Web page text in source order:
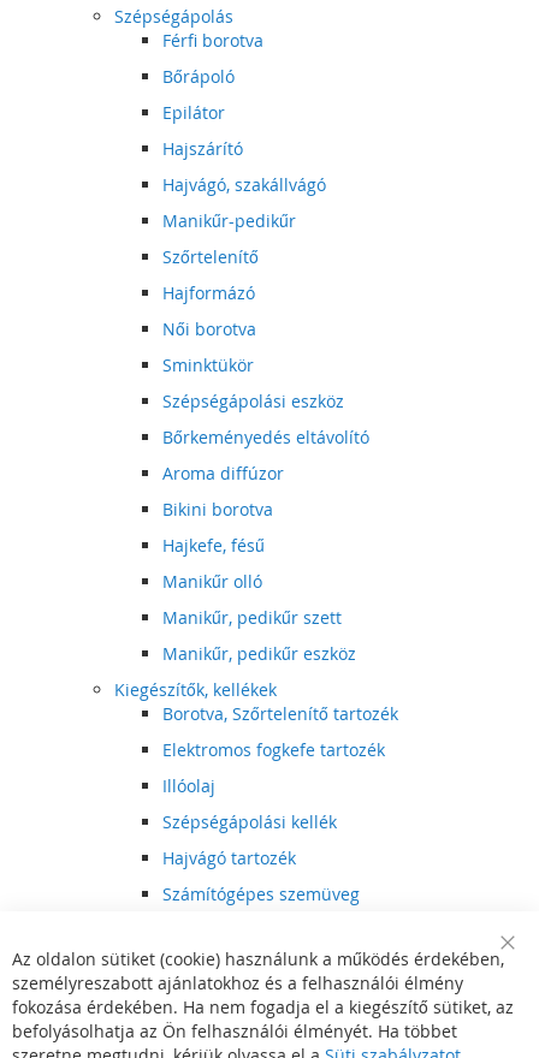
Szépségápolás
Férfi borotva
Bőrápoló
Epilátor
Hajszárító
Hajvágó, szakállvágó
Manikűr-pedikűr
Szőrtelenítő
Hajformázó
Női borotva
Sminktükör
Szépségápolási eszköz
Bőrkeményedés eltávolító
Aroma diffúzor
Bikini borotva
Hajkefe, fésű
Manikűr olló
Manikűr, pedikűr szett
Manikűr, pedikűr eszköz
Kiegészítők, kellékek
Borotva, Szőrtelenítő tartozék
Elektromos fogkefe tartozék
Illóolaj
Szépségápolási kellék
Hajvágó tartozék
Számítógépes szemüveg
Hajvágó kiegészítő
Szórakoztató elektronika
Multimédia
DVD, BluRay lejátszó
Bar
Az oldalon sütiket (cookie) használunk a működés érdekében,
személyreszabott ajánlatokhoz és a felhasználói élmény
fokozása érdekében. Ha nem fogadja el a kiegészítő sütiket, az
befolyásolhatja az Ön felhasználói élményét. Ha többet